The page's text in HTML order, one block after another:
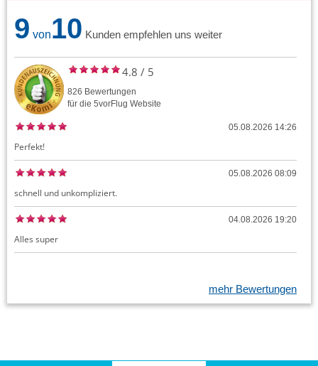
9 von10 Kunden empfehlen uns weiter
4.8 / 5
826 Bewertungen
für die 5vorFlug Website
05.08.2026 14:26
Perfekt!
05.08.2026 08:09
schnell und unkompliziert.
04.08.2026 19:20
Alles super
mehr Bewertungen